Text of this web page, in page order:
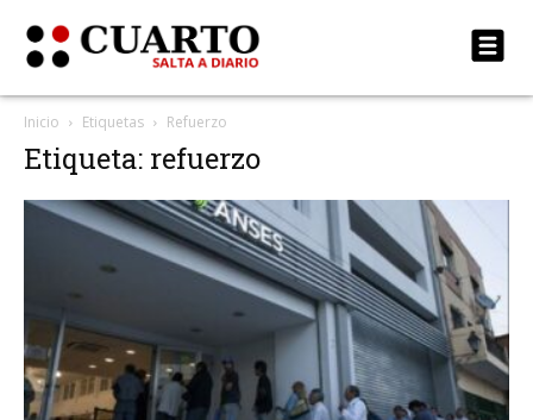
Inicio Etiquetas Refuerzo
Etiqueta: refuerzo